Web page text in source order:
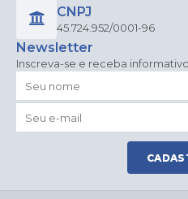
CNPJ
45.724.952/0001-96
Newsletter
Inscreva-se e receba